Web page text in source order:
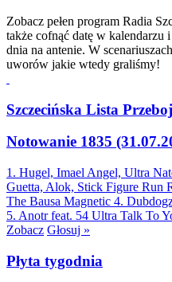
Zobacz pełen program Radia
także cofnąć datę w kalendarzu
dnia na antenie. W
uworów jakie wtedy graliśmy!
Szczecińska Lista
Notowanie 1835
1. Hugel, Imael Angel, Ultra
Guetta, Alok, Stick Figure Run
The Bausa Magnetic 4.
5. Anotr feat. 54 Ultra Talk To
Zobacz Głosuj »
Płyta tygodnia